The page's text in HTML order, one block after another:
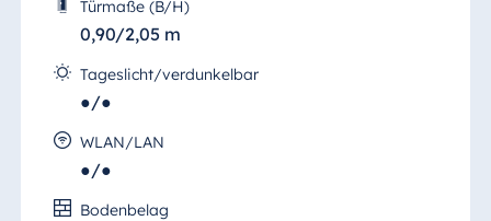
Türmaße (B/H)
0,90/2,05 m
Tageslicht/verdunkelbar
●/●
WLAN/LAN
●/●
Bodenbelag
Salon 4